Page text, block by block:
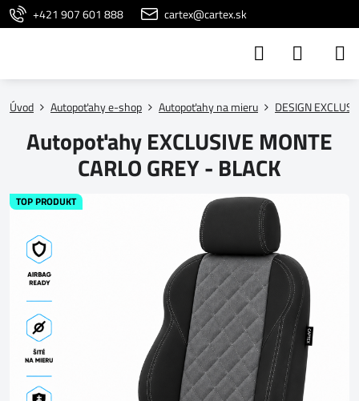
+421 907 601 888 cartex@cartex.sk
TOP PRODUKT
Úvod Autopoťahy e-shop Autopoťahy na mieru DESIGN
Autopoťahy EXCLUSIVE MONTE
CARLO GREY - BLACK